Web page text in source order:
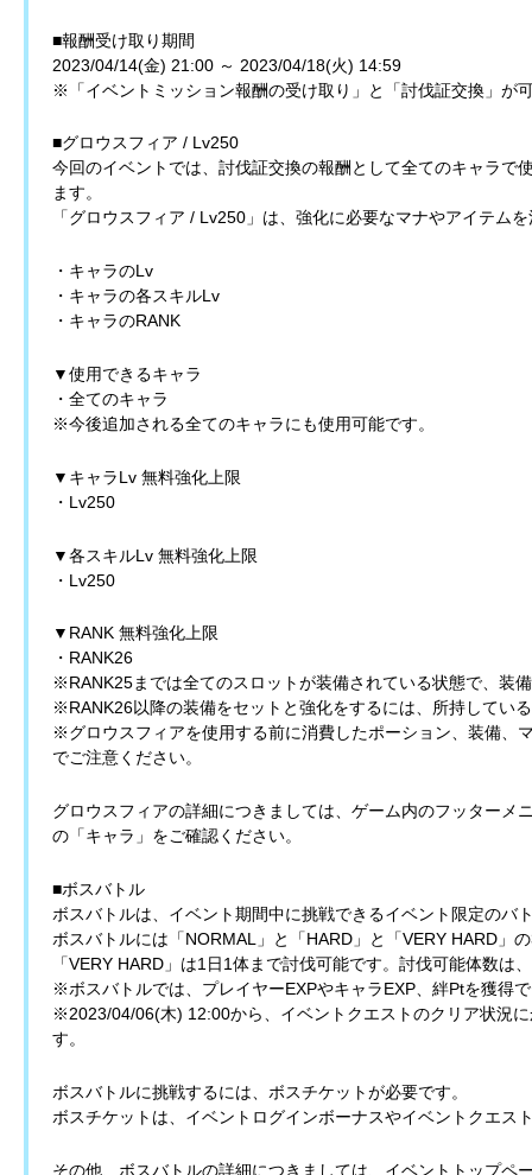
■報酬受け取り期間
2023/04/14(金) 21:00 ～ 2023/04/18(火) 14:59
※「イベントミッション報酬の受け取り」と「討伐証交換」が
■グロウスフィア / Lv250
今回のイベントでは、討伐証交換の報酬として全てのキャラで
ます。
「グロウスフィア / Lv250」は、強化に必要なマナやアイテム
・キャラのLv
・キャラの各スキルLv
・キャラのRANK
▼使用できるキャラ
・全てのキャラ
※今後追加される全てのキャラにも使用可能です。
▼キャラLv 無料強化上限
・Lv250
▼各スキルLv 無料強化上限
・Lv250
▼RANK 無料強化上限
・RANK26
※RANK25までは全てのスロットが装備されている状態で、装
※RANK26以降の装備をセットと強化をするには、所持してい
※グロウスフィアを使用する前に消費したポーション、装備、
でご注意ください。
グロウスフィアの詳細につきましては、ゲーム内のフッターメ
の「キャラ」をご確認ください。
■ボスバトル
ボスバトルは、イベント期間中に挑戦できるイベント限定のバ
ボスバトルには「NORMAL」と「HARD」と「VERY HARD」
「VERY HARD」は1日1体まで討伐可能です。討伐可能体数は
※ボスバトルでは、プレイヤーEXPやキャラEXP、絆Ptを獲得
※2023/04/06(木) 12:00から、イベントクエストのクリア状況
す。
ボスバトルに挑戦するには、ボスチケットが必要です。
ボスチケットは、イベントログインボーナスやイベントクエス
その他、ボスバトルの詳細につきましては、イベントトップペ